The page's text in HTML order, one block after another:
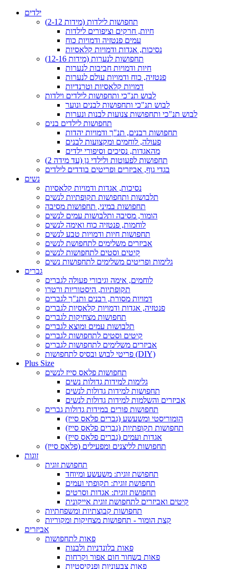
ילדים
תחפושות לילדות (מידות 2-12)
חיות, חרקים וציפורים לילדות
עמים פנטזיה ודמויות כוח
נסיכות, אגדות ודמויות קלאסיות
תחפושות לנערות (מידות 12-16)
חיות ודמויות חביבות לנערות
פנטזיה, כוח ודמויות עולם לנערות
דמויות קלאסיות וטרנדיות
לבוש תנ"כי ותחפושות לילדים וילדות
לבוש תנ"כי ותחפושות לבנים ונוער
לבוש תנ"כי ותחפושות צנועות לבנות ונערות
תחפושות לילדים בנים
תחפושות רבנים, תנ"ך ודמויות יהדות
פעולה, לוחמים ומקצועות לבנים
מהאגדות, נסיכים וסיפורי ילדים
תחפושות לפעוטות ולילדי גן (עד מידה 2)
בגדי גוף, אביזרים ופריטים בודדים לילדים
נשים
נסיכות, אגדות ודמויות קלאסיות
תלבושות ותחפושות תקופתיות לנשים
תחפושות במיני, תחפושות מסיבה
הומור, מסיבה ותלבושות עמים לנשים
לוחמות, פנטזיה כוח ואימה לנשים
תחפושות חיות ודמויות טבע לנשים
אביזרים משלימים לתחפושת לנשים
קיטים וסטים לתחפושות לנשים
גלימות ופריטים משלימים לתחפושות נשים
גברים
לוחמים, אימה וגיבורי פעולה לגברים
תקופתיות, היסטוריות ורטרו
דמויות מסורת, רבנים ותנ"ך לגברים
פנטזיה, אגדות ודמויות קלאסיות לגברים
תחפושות מצחיקות לגברים
תלבושות עמים ומוצא לגברים
קיטים וסטים לתחפושות לגברים
אביזרים משלימים לתחפושות לגברים
פריטי לבוש ובסיס לתחפושות (DIY)
Plus Size
תחפושות פלאס סייז לנשים
גלימות למידות גדולות נשים
תחפושות למידות גדולות לנשים
אביזרים והשלמות למידות גדולות לנשים
תחפושות פורים במידות גדולות גברים
הומוריסטי ומשעשע (גברים פלאס סייז)
תחפושות תקופתיות (גברים פלאס סייז)
אגדות ועמים (גברים פלאס סייז)
תחפושות לליצנים ומפעילים (פלאס סייז)
זוגות
תחפושת זוגית
תחפושת זוגית: משעשע ומיוחד
תחפושת זוגית: תקופתי ועמים
תחפושת זוגית: אגדות וסרטים
קיטים ואביזרים לתחפושת זוגית אייקונית
תחפושות קבוצתיות ומשפחתיות
קצת הומור - תחפושות מצחיקות ומקוריות
אביזרים
פאות לתחפושות
פאות בלונדניות ולבנות
פאות בשחור חום אפור וקרחות
פאות צבעוניות ופנקיסטיות